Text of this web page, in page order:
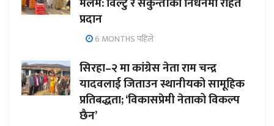
प्रदान
6 MONTHS पहिले
सिरहा–२ मा कांग्रेस नेता राम चन्द्र
यादवलाई जिताउन स्थानीयको सामूहिक
प्रतिबद्धता; ‘विकासप्रेमी नेताको विकल्प
छैन’